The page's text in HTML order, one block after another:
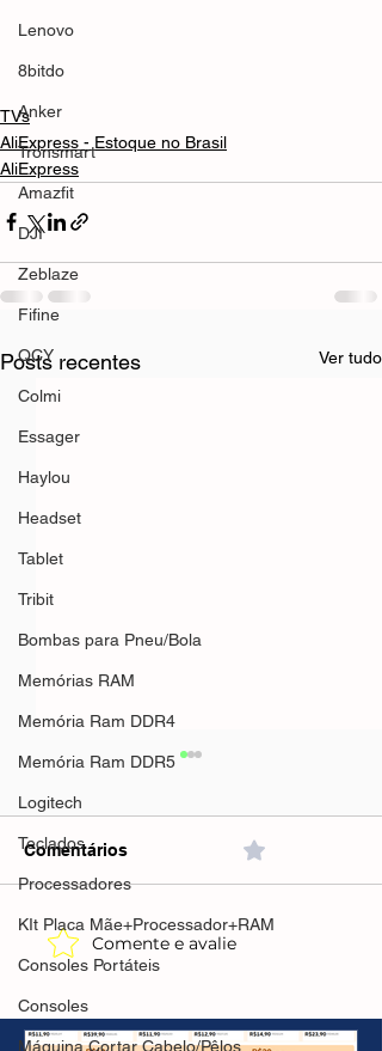
Lenovo
8bitdo
Anker
Tronsmart
Amazfit
DJI
Zeblaze
Fifine
QCY
Colmi
Essager
Haylou
Headset
Tablet
Tribit
Bombas para Pneu/Bola
Memórias RAM
Memória Ram DDR4
Memória Ram DDR5
Logitech
Teclados
Processadores
KIt Placa Mãe+Processador+RAM
Consoles Portáteis
Consoles
Máquina Cortar Cabelo/Pêlos
TVs
AliExpress - Estoque no Brasil
AliExpress
Posts recentes Ver tudo
Smart TV 55 LG Profissional
4K UHD -
Comentários
Comente e avalie